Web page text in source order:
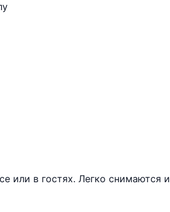
или в гостях. Легко снимаются и